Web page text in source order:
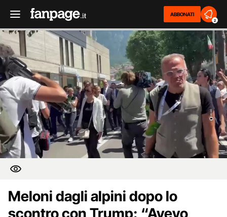
ABBONATI
2
Meloni dagli alpini dopo lo
scontro con Trump: “Avevo